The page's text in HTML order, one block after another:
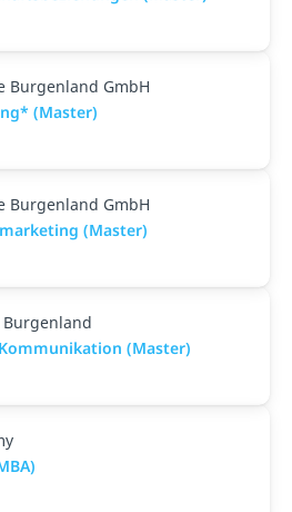
Burgenland GmbH
(Master)
Burgenland GmbH
(Master)
(Master)